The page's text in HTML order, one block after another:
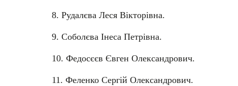
8. Рудалєва Леся Вікторівна.
9. Соболєва Інеса Петрівна.
10. Федосєєв Євген Олександрович.
11. Феленко Сергій Олександрович.